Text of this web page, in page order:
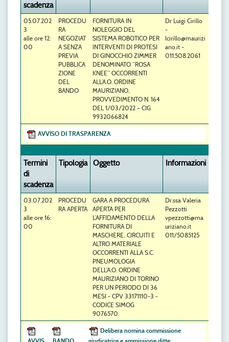
scadenza
05.07.202
3
alle ore 12:
00
PROCEDU
RA
NEGOZIAT
A SENZA
PREVIA
PUBBLICA
ZIONE
DEL
BANDO
FORNITURA IN
NOLEGGIO DEL
SISTEMA ROBOTICO PER
INTERVENTI DI PROTESI
DI GINOCCHIO ZIMMER
DENOMINATO “ROSA
KNEE” OCCORRENTI
ALL’A.O. ORDINE
MAURIZIANO,
PROVVEDIMENTO N. 164
DEL 1/03/2022 – CIG
9932066824
Dr Luigi Cirillo
-
lcirillo@maurizi
ano.it -
011.508.2061
AVVISO DI TRASPARENZA
Termini
di
scadenza
Tipologia Oggetto Informazioni
03.07.202
3
alle ore 16:
00
PROCEDU
RA APERTA
GARA A PROCEDURA
APERTA PER
L’AFFIDAMENTO DELLA
FORNITURA DI
MASCHERE, CIRCUITI E
ALTRO MATERIALE
OCCORRENTI ALLA S.C.
PNEUMOLOGIA
DELL’A.O. ORDINE
MAURIZIANO DI TORINO
PER UN PERIODO DI 36
MESI - CPV 33171110-3 -
CODICE SIMOG
9076570.
Dr.ssa Valeria
Pezzotti
vpezzotti@ma
uriziano.it
011/5085125
Delibera nomina commissione